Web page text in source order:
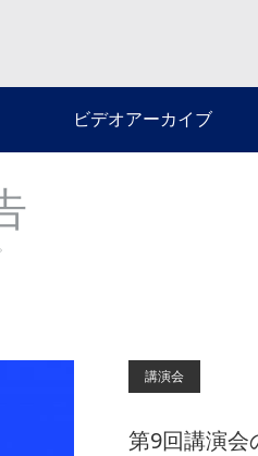
ビデオアーカイブ
講演会
第9回講演会